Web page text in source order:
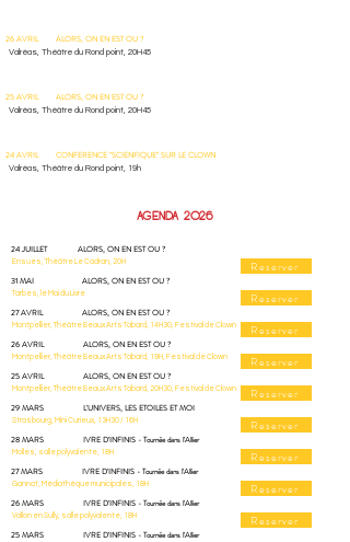
26 AVRIL ALORS, ON EN EST OU ?
Valréas, Théâtre du Rond point, 20H45
25 AVRIL ALORS, ON EN EST OU ?
Valréas, Théâtre du Rond point, 20H45
24 AVRIL CONFERENCE "SCIENFIQUE" SUR LE CLOWN
Valréas, Théâtre du Rond point, 19h
AGENDA 2026
24 JUILLET ALORS, ON EN EST OU ?
Ensues, Théâtre Le Cadran, 20H Reserver
31 MAI ALORS, ON EN EST OU ?
Tarbes, le Mai du Livre Reserver
27 AVRIL ALORS, ON EN EST OU ?
Montpellier, Théâtre Beaux Arts Tabard, 14H30, Festival de Clown Reserver
26 AVRIL ALORS, ON EN EST OU ?
Montpellier, Théâtre Beaux Arts Tabard, 19H, Festival de Clown Reserver
25 AVRIL ALORS, ON EN EST OU ?
Montpellier, Théâtre Beaux Arts Tabard, 20H30, Festival de Clown Reserver
29 MARS L'UNIVERS, LES ETOILES ET MOI
Strasbourg, Mini Curieux, 13H30 / 16H Reserver
28 MARS IVRE D'INFINIS - Tournée dans l'Allier
Molles, salle polyvalente, 18H Reserver
27 MARS IVRE D'INFINIS - Tournée dans l'Allier
Gannat, Médiathèque municipales, 18H Reserver
26 MARS IVRE D'INFINIS - Tournée dans l'Allier
Vallon en Sully, salle polyvalente, 18H Reserver
25 MARS IVRE D'INFINIS - Tournée dans l'Allier